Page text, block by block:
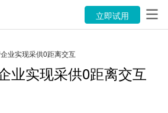
立即试用
业实现采供0距离交互
业实现采供0距离交互